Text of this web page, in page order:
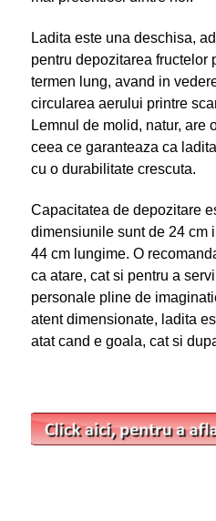
Ladita este una deschisa,
pentru depozitarea fructelor
termen lung, avand in
circularea aerului printre
Lemnul de molid, natur, are
ceea ce garanteaza ca
cu o durabilitate crescuta.
Capacitatea de depozitare
dimensiunile sunt de 24 cm
44 cm lungime. O
ca atare, cat si pentru a
personale pline de
atent dimensionate, ladita
atat cand e goala, cat si